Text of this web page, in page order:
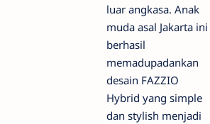
luar angkasa. Anak
muda asal Jakarta ini
berhasil
memadupadankan
desain FAZZIO
Hybrid yang simple
dan stylish menjadi